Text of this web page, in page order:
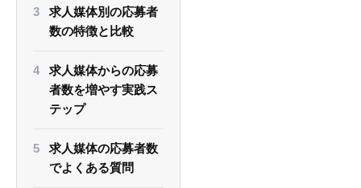
求人媒体別の応募者
数の特徴と比較
求人媒体からの応募
者数を増やす実践ス
テップ
求人媒体の応募者数
でよくある質問